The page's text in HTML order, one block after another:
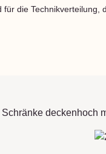
die Technikverteilung,